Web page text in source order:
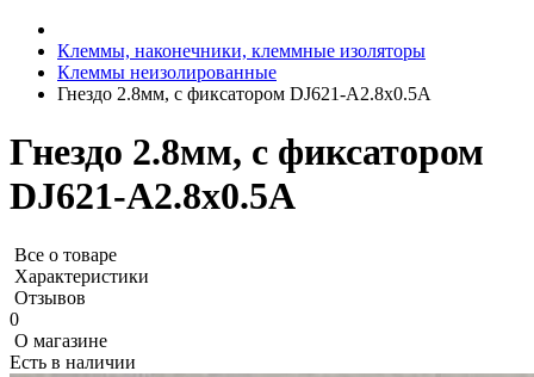
Клеммы, наконечники, клеммные изоляторы
Клеммы неизолированные
Гнездо 2.8мм, с фиксатором DJ621-A2.8x0.5A
Гнездо 2.8мм, с фиксатором
DJ621-A2.8x0.5A
Все о товаре
Характеристики
Отзывов
0
О магазине
Есть в наличии